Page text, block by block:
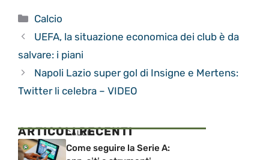
Categorie
Calcio
UEFA, la situazione economica dei club è da
salvare: i piani
Napoli Lazio super gol di Insigne e Mertens:
Twitter li celebra – VIDEO
ARTICOLI RECENTI
CALCIO
Come seguire la Serie A: